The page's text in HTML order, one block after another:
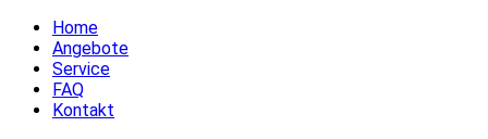
Home
Angebote
Service
FAQ
Kontakt